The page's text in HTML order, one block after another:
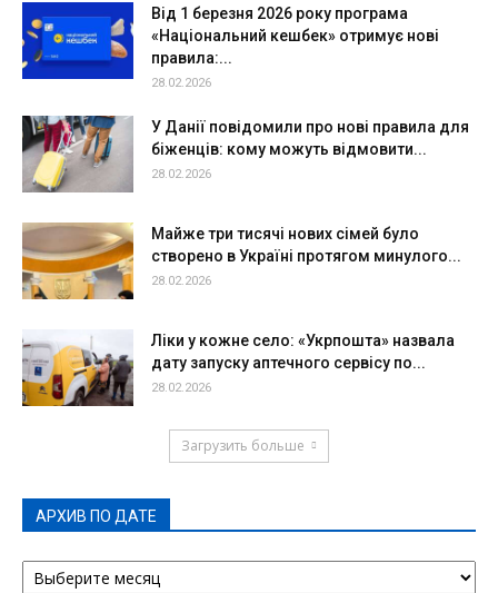
Від 1 березня 2026 року програма
«Національний кешбек» отримує нові
правила:...
28.02.2026
У Данії повідомили про нові правила для
біженців: кому можуть відмовити...
28.02.2026
Майже три тисячі нових сімей було
створено в Україні протягом минулого...
28.02.2026
Ліки у кожне село: «Укрпошта» назвала
дату запуску аптечного сервісу по...
28.02.2026
Загрузить больше
АРХИВ ПО ДАТЕ
АРХИВ
ПО